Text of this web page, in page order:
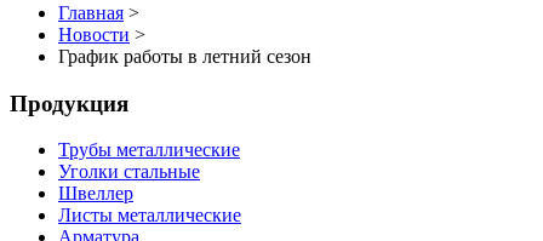
Главная >
Новости >
График работы в летний сезон
Продукция
Трубы металлические
Уголки стальные
Швеллер
Листы металлические